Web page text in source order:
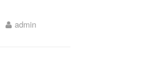
admin